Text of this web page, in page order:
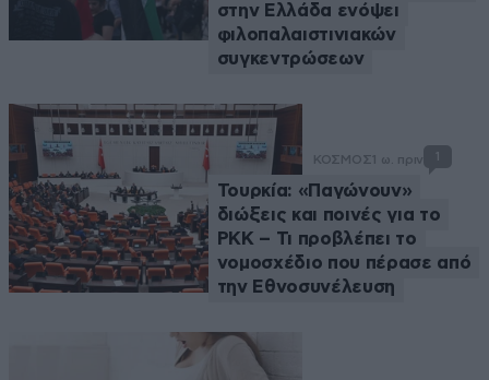
στην Ελλάδα ενόψει
φιλοπαλαιστινιακών
συγκεντρώσεων
ΚΟΣΜΟΣ 1 ω. πριν 1
Τουρκία: «Παγώνουν»
διώξεις και ποινές για το
PKK – Τι προβλέπει το
νομοσχέδιο που πέρασε από
την Εθνοσυνέλευση